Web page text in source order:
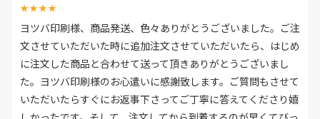
★★★★
ヨツバ印刷様、商品発送、色々ありがとうございました。ご注
文させていただいた時に追加注文させていただいたら、はじめ
に注文した商品と合わせて送って頂きありがとうございまし
た。ヨツバ印刷様のお心遣いに感謝致します。ご質問もさせて
いただいたらすぐにお返事下さってご丁寧に答えてくださり嬉